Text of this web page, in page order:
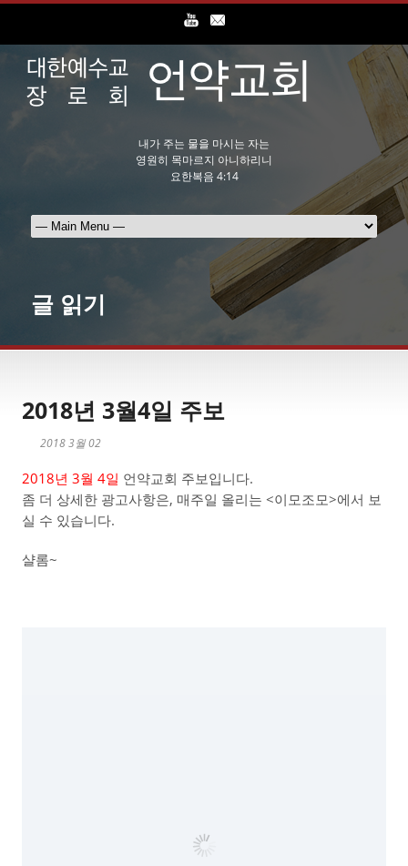
내가 주는 물을 마시는 자는
영원히 목마르지 아니하리니
요한복음 4:14
글 읽기
2018년 3월4일 주보
2018 3월 02
2018년 3월 4일 언약교회 주보입니다.
좀 더 상세한 광고사항은, 매주일 올리는 <이모조모>에서 보
실 수 있습니다.
샬롬~